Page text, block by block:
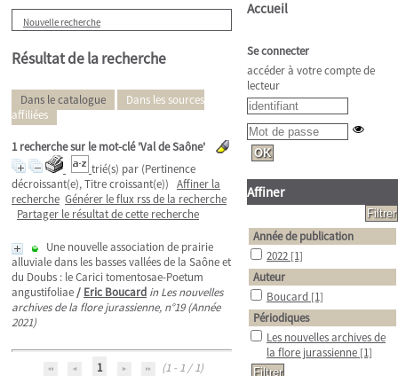
Nouvelle recherche
Résultat de la recherche
Dans le catalogue
Dans les sources
affiliées
1recherche sur le mot-clé'Val de Saône'
trié(s) par (Pertinence
décroissant(e), Titre croissant(e)) Affiner la
recherche Générer le flux rss de la recherche
Partager le résultat de cette recherche
Une nouvelle association de prairie
alluviale dans les basses vallées de la Saône et
du Doubs : le Carici tomentosae-Poetum
angustifoliae/ Eric Boucard in Les nouvelles
archives de la flore jurassienne, n°19 (Année
2021)
1
(1 - 1 / 1)
Accueil
Se connecter
accéder à votre compte de
lecteur
Affiner
Année de publication
2022 [1]
Auteur
Boucard [1]
Périodiques
Les nouvelles archives de
la flore jurassienne [1]